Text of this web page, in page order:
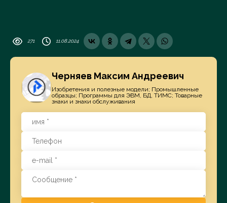
271 11.08.2024
Черняев Максим Андреевич
Изобретения и полезные модели; Промышленные
образцы; Программы для ЭВМ, БД, ТИМС; Товарные
знаки и знаки обслуживания